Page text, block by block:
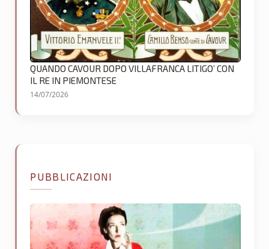
QUANDO CAVOUR DOPO VILLAFRANCA LITIGO’ CON
IL RE IN PIEMONTESE
14/07/2026
PUBBLICAZIONI